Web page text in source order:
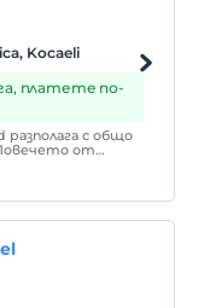
Kocaeli
платете по-
с общо
от